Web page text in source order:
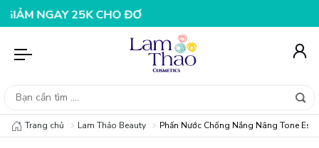
25K CHO ĐƠN HÀNG 99K
Trang chủ Lam Thảo Beauty Phấn Nước Chống Nắng Nâng Tone